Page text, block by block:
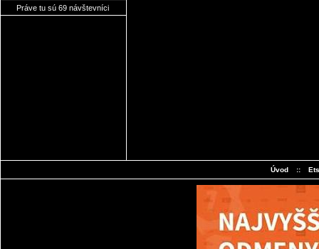
Práve tu sú 69 návštevníci
Úvod ::